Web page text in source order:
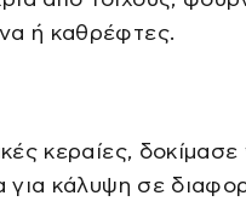
ή καθρέφτες.
κεραίες, δοκίμασε
για κάλυψη σε